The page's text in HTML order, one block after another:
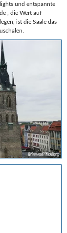
falco auf Pixabay
und entspannte
, die Wert auf
ist die Saale das